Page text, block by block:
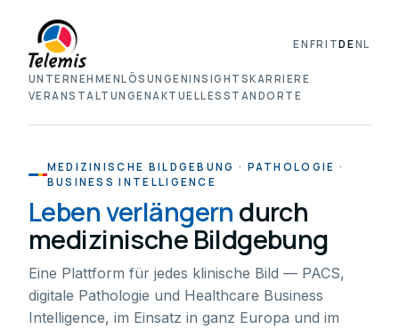
UNTERNEHMENLÖSUNGENINSIGHTSKARRIERE
VERANSTALTUNGENAKTUELLES STANDORTE
ENFRITDENL
MEDIZINISCHE BILDGEBUNG · PATHOLOGIE ·
BUSINESS INTELLIGENCE
Leben verlängern durch
medizinische Bildgebung
Eine Plattform für jedes klinische Bild — PACS,
digitale Pathologie und Healthcare Business
Intelligence, im Einsatz in ganz Europa und im